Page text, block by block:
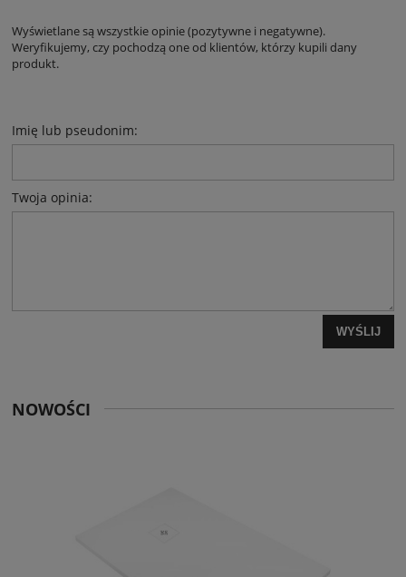
Wyświetlane są wszystkie opinie (pozytywne i negatywne).
Weryfikujemy, czy pochodzą one od klientów, którzy kupili dany
produkt.
Imię lub pseudonim:
Twoja opinia:
WYŚLIJ
NOWOŚCI